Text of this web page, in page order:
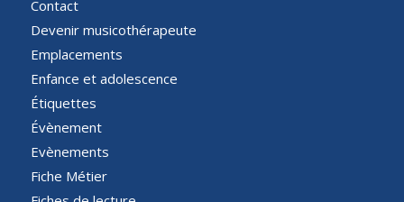
Contact
Devenir musicothérapeute
Emplacements
Enfance et adolescence
Étiquettes
Évènement
Evènements
Fiche Métier